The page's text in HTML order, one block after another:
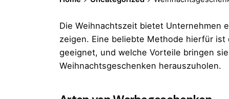
Die Weihnachtszeit bietet Unternehmen
zeigen. Eine beliebte Methode hierfür
geeignet, und welche Vorteile bringen
Weihnachtsgeschenken herauszuholen.